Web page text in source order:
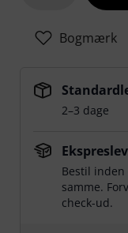
Bogmærk
2–3 dage
Bestil inden
samme.
check-ud.